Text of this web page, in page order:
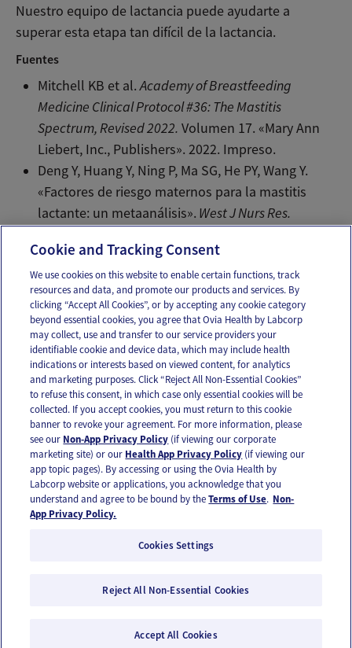
Nuestro equipo de lactancia puede ayudarte a
superar esta etapa tan difícil de la lactancia.
Fuentes
Mitchell KB et al.Academy of Breastfeeding
Medicine Clinical Protocol #36: The Mastitis
Spectrum, Revised 2022. Volumen 17. «Mary Ann
Liebert, Inc., Publishers». 2022. Impreso.
Deng Y, Huang Y, Ning P, Ma SG, He PY, Wang Y.
«Factores de riesgo maternos para la mastitis
lactante: un metaanálisis». West J Nurs Res.
Email Text
OUR APPS
FOLLOW US
© 2026 Ovia Health by Labcorp
healthcare provider if you need medical care or advice. Please see our Terms of Use and
Cookie and Tracking Consent
We use cookies on this website to enable certain functions, track
resources and data, and promote our products and services. By
clicking “Accept All Cookies”, or by accepting any cookie category
beyond essential cookies, you agree that Ovia Health by Labcorp
may collect, use and transfer to our service providers your
identifiable cookie and device data, which may include health
indications or interests based on viewed content, for analytics
and marketing purposes. Click “Reject All Non-Essential Cookies”
to refuse this consent, in which case only essential cookies will be
collected. If you accept cookies, you must return to this cookie
banner to revoke your agreement. For more information, please
see our Non-App Privacy Policy (if viewing our corporate
marketing site) or our Health App Privacy Policy (if viewing our
app topic pages). By accessing or using the Ovia Health by
Labcorp website or applications, you acknowledge that you
understand and agree to be bound by theTerms of Use. Non-
App Privacy Policy.
Cookies Settings
Reject All Non-Essential Cookies
Accept All Cookies